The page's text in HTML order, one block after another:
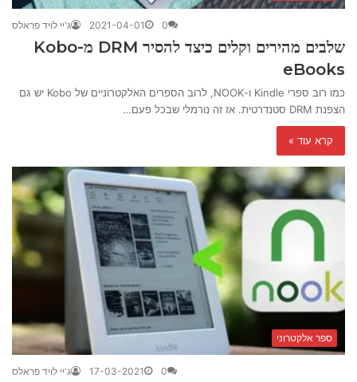
ג'יי לויד פראלס 2021-04-01 0
שלבים מהירים וקלים כיצד להסיר DRM מ-Kobo
eBooks
כמו רוב ספרי Kindle ו-NOOK, לרוב הספרים האלקטרוניים של Kobo יש גם
הצפנת DRM סטנדרטית. אז זה נורמלי שבכל פעם…
קרא עוד »
ספר אלקטרוני
ג'יי לויד פראלס 17-03-2021 0